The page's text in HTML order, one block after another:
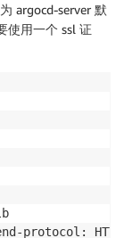
argocd-server 默
使用一个 ssl 证
protocol: